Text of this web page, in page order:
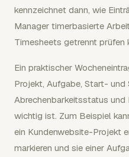
kennzeichnet dann, wie
Manager timerbasierte
Timesheets getrennt prüfen
Ein praktischer
Projekt, Aufgabe, Start- und
Abrechenbarkeitsstatus
wichtig ist. Zum Beispiel
ein Kundenwebsite-Projekt
markieren und sie einer